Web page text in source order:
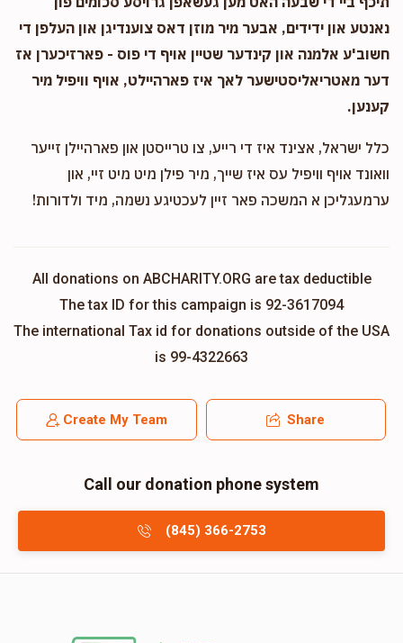
נאנטע און ידידים, אבער מיר מוזן דאס צוענדיגן און העלפן די
חשוב'ע אלמנה און קינדער שטיין אויף די פוס - פארזיכערן אז
דער מאטריאליסטישער לאך איז פארהיילט, אויף וויפיל מיר
קענען.
כלל ישראל, אצינד איז די רייע, צו טרייסטן און פארהיילן זייער
וואונד אויף וויפיל עס איז שייך, מיר פילן מיט מיט זיי, און
ערמעגליכן א המשכה פאר זיין לעכטיגע נשמה, מיד ולדורות!
All donations on ABCHARITY.ORG are tax deductible
The tax ID for this campaign is 92-3617094
The international Tax id for donations outside of the USA
is 99-4322663
Create My Team Share
Call our donation phone system
(845) 366-2753